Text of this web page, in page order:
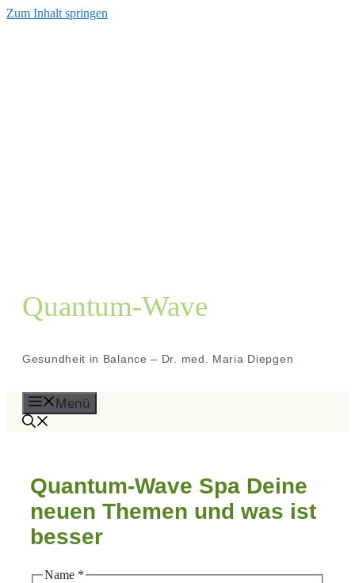
Zum Inhalt springen
Quantum-Wave
Gesundheit in Balance – Dr. med. Maria Diepgen
Menü
Quantum-Wave Spa Deine
neuen Themen und was ist
besser
Name *